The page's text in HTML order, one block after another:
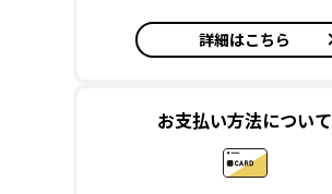
詳細はこちら
お支払い方法について